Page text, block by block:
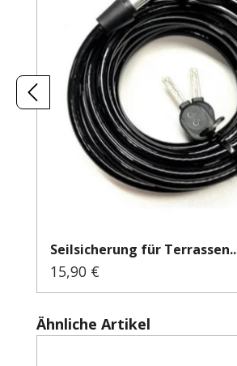
Seilsicherung für
Regulärer Preis:
15,90 €
Produktgalerie überspringen
Ähnliche Artikel